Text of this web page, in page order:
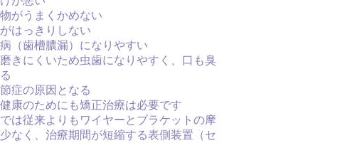
がうまくかめない
はっきりしない
（歯槽膿漏）になりやすい
きにくいため虫歯になりやすく、口も臭
症の原因となる
康のためにも矯正治療は必要です
は従来よりもワイヤーとブラケットの摩
なく、治療期間が短縮する表側装置（セ